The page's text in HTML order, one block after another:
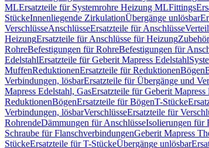
MLErsatzteile für Systemrohre Heizung MLFittings
StückeInnenliegende ZirkulationÜbergänge unlösbar
VerschlüsseAnschlüsseErsatzteile für Anschlüsse
HeizungErsatzteile für Anschlüsse für HeizungZubehör
RohreBefestigungen für RohreBefestigungen für
EdelstahlErsatzteile für Geberit Mapress Edelstahl
MuffenReduktionenErsatzteile für ReduktionenBögen
Verbindungen, lösbarErsatzteile für Übergänge und
Mapress Edelstahl, GasErsatzteile für Geberit Mapress
ReduktionenBögenErsatzteile für BögenT-Stücke
Verbindungen, lösbarVerschlüsseErsatzteile für
RohrendeDämmungen für AnschlüsseIsolierungen für
Schraube für FlanschverbindungenGeberit Mapress
StückeErsatzteile für T-StückeÜbergänge unlösbar